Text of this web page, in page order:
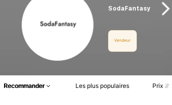
SodaFantasy
Vendeur
Recommander Les plus populaires Prix